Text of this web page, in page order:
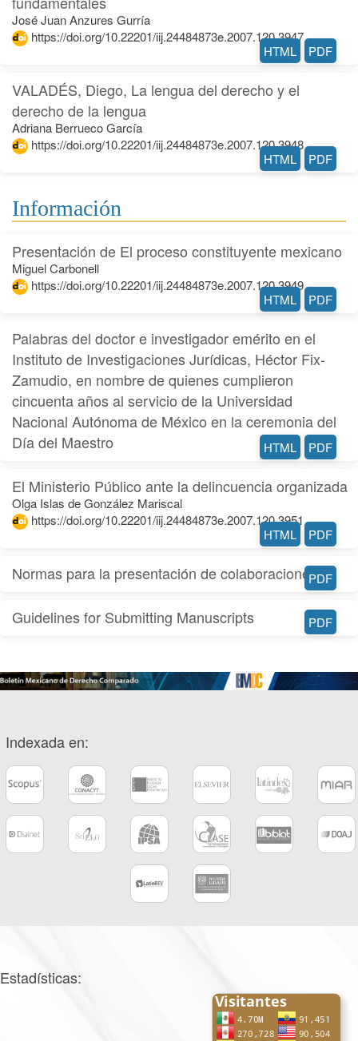
José Juan Anzures Gurría
https://doi.org/10.22201/iij.24484873e.2007.120.3947
PDF
HTML
VALADÉS, Diego, La lengua del derecho y el
derecho de la lengua
Adriana Berrueco García
https://doi.org/10.22201/iij.24484873e.2007.120.3948
PDF
HTML
Información
Presentación de El proceso constituyente mexicano
Miguel Carbonell
https://doi.org/10.22201/iij.24484873e.2007.120.3949
PDF
HTML
Palabras del doctor e investigador emérito en el
Instituto de Investigaciones Jurídicas, Héctor Fix-
Zamudio, en nombre de quienes cumplieron
cincuenta años al servicio de la Universidad
Nacional Autónoma de México en la ceremonia del
Día del Maestro
PDF
HTML
El Ministerio Público ante la delincuencia organizada
Olga Islas de González Mariscal
https://doi.org/10.22201/iij.24484873e.2007.120.3951
PDF
HTML
Normas para la presentación de colaboracionesPDF
Guidelines for Submitting Manuscripts PDF
Indexada en:
Estadísticas: